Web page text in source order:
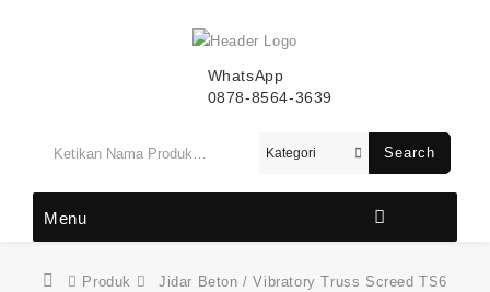
WhatsApp
0878-8564-3639
Search
Menu
Produk
Jidar Beton / Vibratory Truss Screed TS6